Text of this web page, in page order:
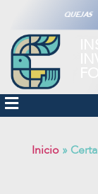
QUEJAS
Inicio»